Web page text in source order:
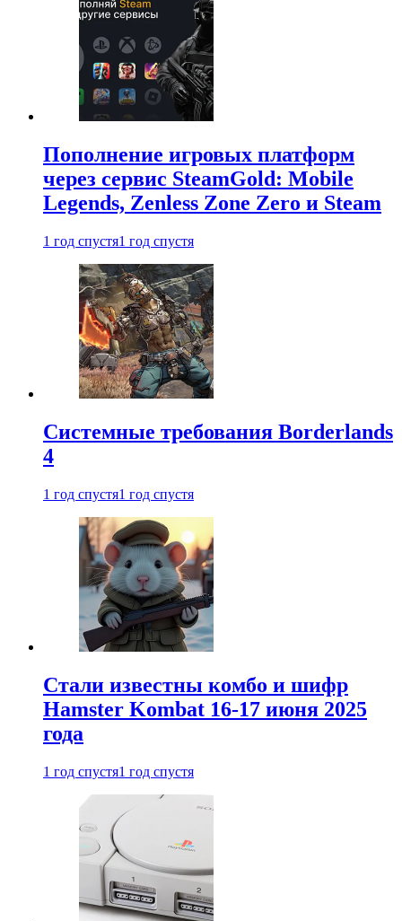
Пополнение игровых платформ
через сервис SteamGold: Mobile
Legends, Zenless Zone Zero и Steam
1 год спустя1 год спустя
Системные требования Borderlands
4
1 год спустя1 год спустя
Стали известны комбо и шифр
Hamster Kombat 16-17 июня 2025
года
1 год спустя1 год спустя